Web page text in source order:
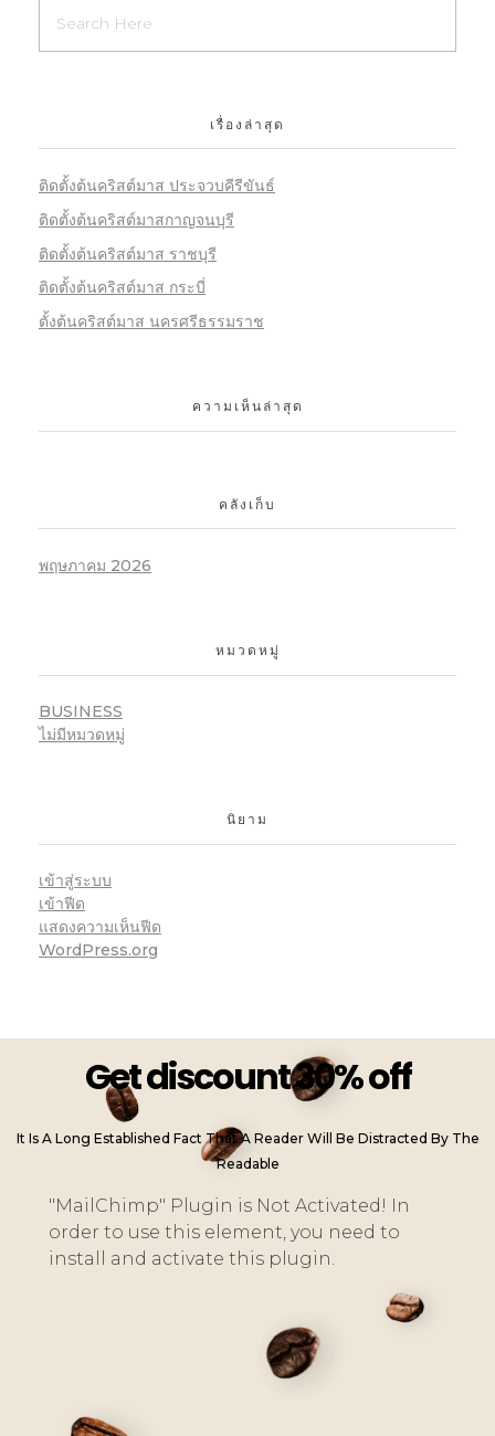
เรื่องล่าสุด
ติดตั้งต้นคริสต์มาส ประจวบคีรีขันธ์
ติดตั้งต้นคริสต์มาสกาญจนบุรี
ติดตั้งต้นคริสต์มาส ราชบุรี
ติดตั้งต้นคริสต์มาส กระบี่
ตั้งต้นคริสต์มาส นครศรีธรรมราช
ความเห็นล่าสุด
คลังเก็บ
พฤษภาคม 2026
หมวดหมู่
BUSINESS
ไม่มีหมวดหมู่
นิยาม
เข้าสู่ระบบ
เข้าฟีด
แสดงความเห็นฟีด
WordPress.org
Get discount 30% off
It Is A Long Established Fact That A Reader Will Be Distracted By The
Readable
"MailChimp" Plugin is Not Activated! In
order to use this element, you need to
install and activate this plugin.